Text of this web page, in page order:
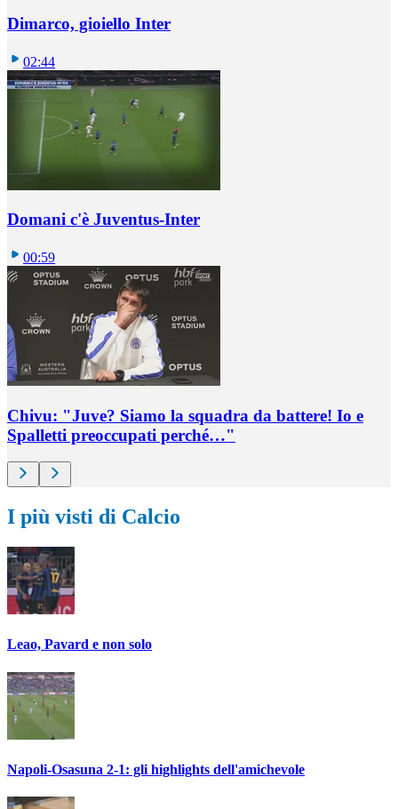
Dimarco, gioiello Inter
02:44
Domani c'è Juventus-Inter
00:59
Chivu: "Juve? Siamo la squadra da battere! Io e
Spalletti preoccupati perché…"
I più visti di Calcio
Leao, Pavard e non solo
Napoli-Osasuna 2-1: gli highlights dell'amichevole